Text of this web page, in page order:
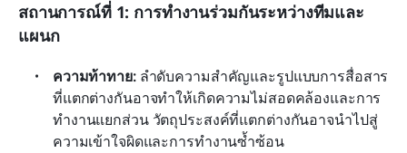
สถานการณ์ที่ 1: การทำงานร่วมกันระหว่างทีมและ
แผนก
ความท้าทาย: ลำดับความสำคัญและรูปแบบการสื่อสาร
ที่แตกต่างกันอาจทำให้เกิดความไม่สอดคล้องและการ
ทำงานแยกส่วน วัตถุประสงค์ที่แตกต่างกันอาจนำไปสู่
ความเข้าใจผิดและการทำงานซ้ำซ้อน